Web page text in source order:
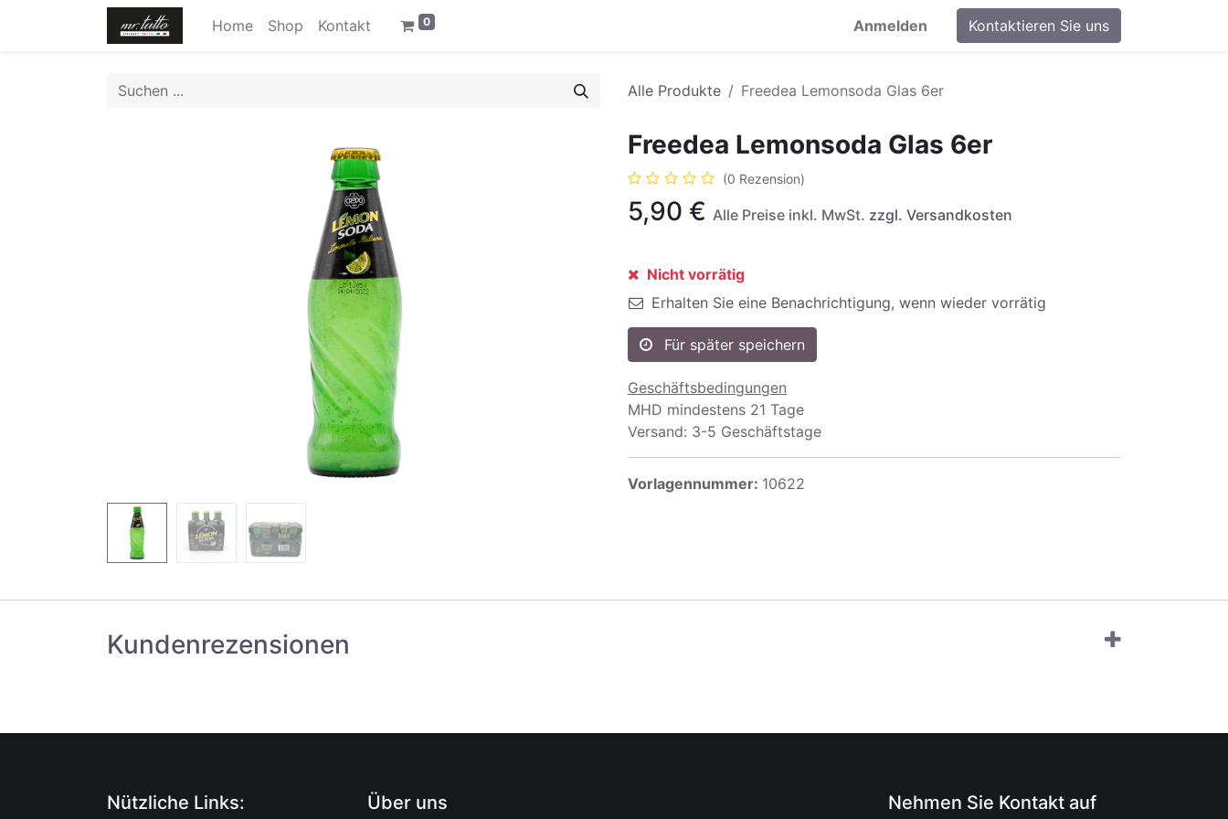
Home Shop Kontakt 0 Anmelden Kontaktieren Sie uns
Alle Produkte Freedea Lemonsoda Glas 6er
Freedea Lemonsoda Glas 6er
(0 Rezension)
5,90 € Alle Preise inkl. MwSt. zzgl. Versandkosten
Nicht vorrätig
Erhalten Sie eine Benachrichtigung, wenn wieder vorrätig
Für später speichern
Geschäftsbedingungen
MHD mindestens 21 Tage
Versand: 3-5 Geschäftstage
Vorlagennummer: 10622
Kundenrezensionen
Nützliche Links: Über uns Nehmen Sie Kontakt auf